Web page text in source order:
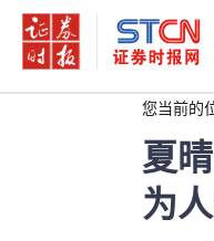
您当前的
夏
为